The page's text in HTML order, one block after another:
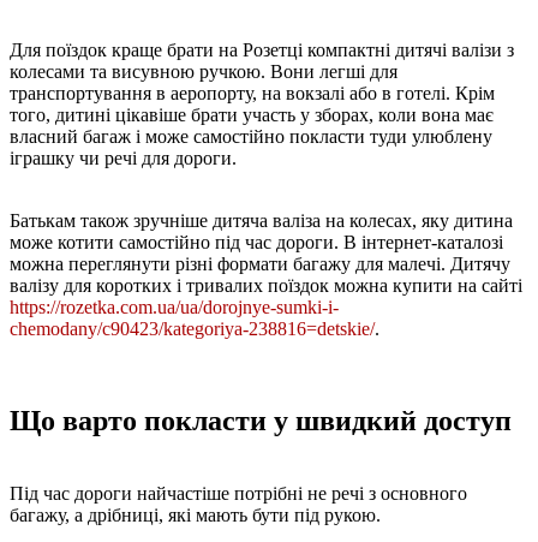
Для поїздок краще брати на Розетці компактні дитячі валізи з
колесами та висувною ручкою. Вони легші для
транспортування в аеропорту, на вокзалі або в готелі. Крім
того, дитині цікавіше брати участь у зборах, коли вона має
власний багаж і може самостійно покласти туди улюблену
іграшку чи речі для дороги.
Батькам також зручніше дитяча валіза на колесах, яку дитина
може котити самостійно під час дороги. В інтернет-каталозі
можна переглянути різні формати багажу для малечі. Дитячу
валізу для коротких і тривалих поїздок можна купити на сайті
https://rozetka.com.ua/ua/dorojnye-sumki-i-
chemodany/c90423/kategoriya-238816=detskie/.
Що варто покласти у швидкий доступ
Під час дороги найчастіше потрібні не речі з основного
багажу, а дрібниці, які мають бути під рукою.